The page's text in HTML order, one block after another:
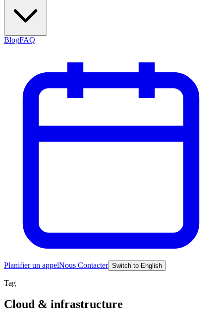
BlogFAQ
Planifier un appelNous Contacter Switch to English
Tag
Cloud & infrastructure